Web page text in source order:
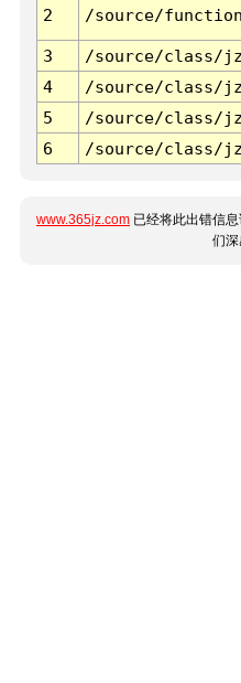
2 /source/
3 /source/class/
4
/source/class/
5
/source/class/
6
/source/class/
www.365jz.com 已经将此出错信
们